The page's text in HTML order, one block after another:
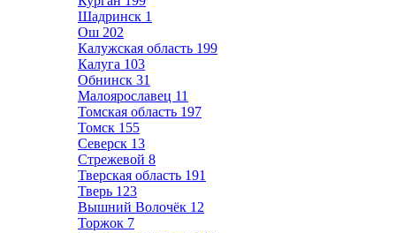
Шадринск 1
Ош 202
Калужская область 199
Калуга 103
Обнинск 31
Малоярославец 11
Томская область 197
Томск 155
Северск 13
Стрежевой 8
Тверская область 191
Тверь 123
Вышний Волочёк 12
Торжок 7